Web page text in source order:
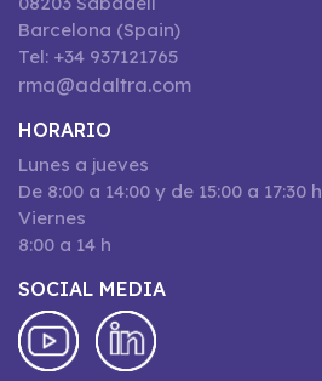
Barcelona (Spain)
Tel: +34 937121765
rma@adaltra.com
HORARIO
Lunes a jueves
De 8:00 a 14:00 y de 15:00 a 17:30 h
Viernes
8:00 a 14 h
SOCIAL MEDIA